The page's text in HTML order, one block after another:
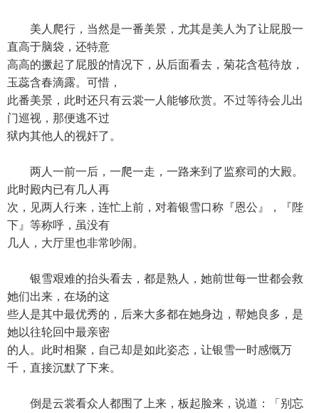
美人爬行，当然是一番美景，尤其是美人为了让屁股一
直高于脑袋，还特意
高高的撅起了屁股的情况下，从后面看去，菊花含苞待放，
玉蕊含春滴露。可惜，
此番美景，此时还只有云裳一人能够欣赏。不过等待会儿出
门巡视，那便逃不过
狱内其他人的视奸了。
两人一前一后，一爬一走，一路来到了监察司的大殿。
此时殿内已有几人再
次，见两人行来，连忙上前，对着银雪口称『恩公』，『陛
下』等称呼，虽没有
几人，大厅里也非常吵闹。
银雪艰难的抬头看去，都是熟人，她前世每一世都会救
她们出来，在场的这
些人是其中最优秀的，后来大多都在她身边，帮她良多，是
她以往轮回中最亲密
的人。此时相聚，自己却是如此姿态，让银雪一时感慨万
千，直接沉默了下来。
倒是云裳看众人都围了上来，板起脸来，说道：「别忘